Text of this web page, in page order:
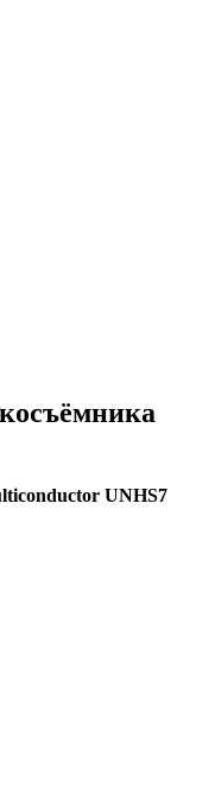
UNHS7